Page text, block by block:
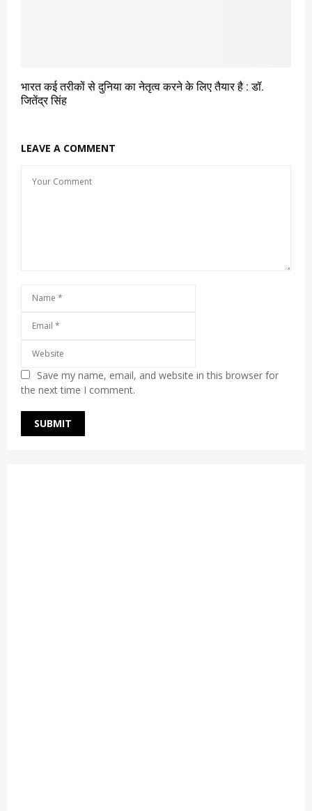
भारत कई तरीकों से दुनिया का नेतृत्व करने के लिए तैयार है : डॉ.
जितेंद्र सिंह
LEAVE A COMMENT
Save my name, email, and website in this browser for
the next time I comment.